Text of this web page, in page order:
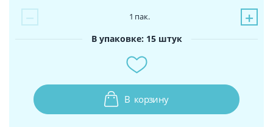
− +
1 пак.
В упаковке: 15 штук
В корзину